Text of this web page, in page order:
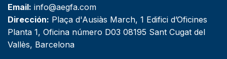
Email: info@aegfa.com
Dirección: Plaça d'Ausiàs March, 1 Edifici d’Oficines
Planta 1, Oficina número D03 08195 Sant Cugat del
Vallès, Barcelona